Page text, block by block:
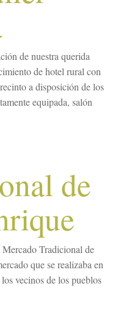
de nuestra querida
de hotel rural con
a disposición de los
equipada, salón
de
Tradicional de
que se realizaba en
vecinos de los pueblos